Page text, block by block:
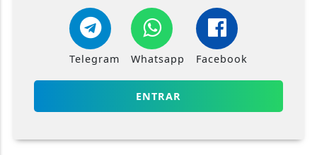
Telegram Whatsapp Facebook
ENTRAR